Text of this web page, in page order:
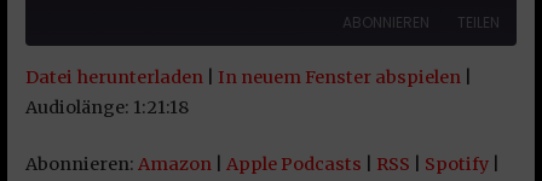
ABONNIEREN TEILEN
Amazon
YouTube
TEILEN
Datei herunterladen| In neuem Fenster abspielen|
Audiolänge: 1:21:18
Abonnieren: Amazon| Apple Podcasts RSS Spotify|